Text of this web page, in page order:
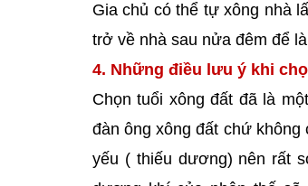
Gia chủ có thể tự xông nhà
trở về nhà sau nửa đêm để
4. Những điều lưu ý khi
Chọn tuổi xông đất đã là
đàn ông xông đất chứ
yếu ( thiếu dương) nên rất